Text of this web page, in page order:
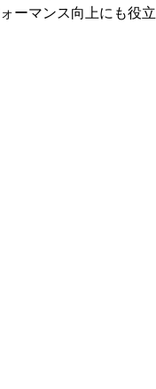
ーマンス向上にも役立